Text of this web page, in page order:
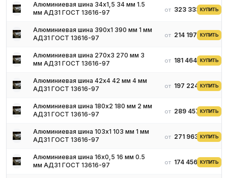
Алюминиевая шина 34х1,5 34 мм 1.5
мм АД31 ГОСТ 13616-97
от 323 333 ₽КУПИТЬ
Алюминиевая шина 390х1 390 мм 1 мм
АД31 ГОСТ 13616-97
от 214 197 ₽КУПИТЬ
Алюминиевая шина 270х3 270 мм 3
мм АД31 ГОСТ 13616-97
от 181 464 ₽КУПИТЬ
Алюминиевая шина 42х4 42 мм 4 мм
АД31 ГОСТ 13616-97
от 197 224 ₽КУПИТЬ
Алюминиевая шина 180х2 180 мм 2 мм
АД31 ГОСТ 13616-97
от 289 457 ₽КУПИТЬ
Алюминиевая шина 103х1 103 мм 1 мм
АД31 ГОСТ 13616-97
от 271 963 ₽КУПИТЬ
Алюминиевая шина 16х0,5 16 мм 0.5
мм АД31 ГОСТ 13616-97
от 174 456 ₽КУПИТЬ